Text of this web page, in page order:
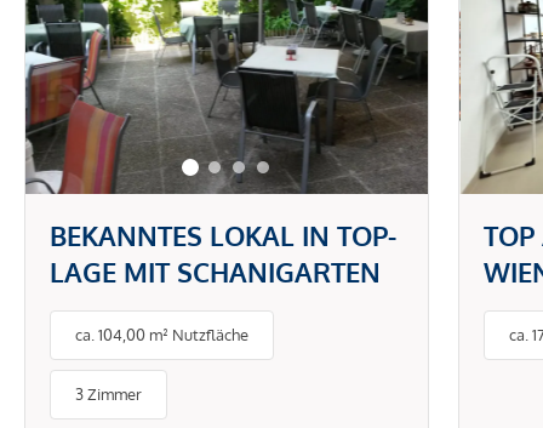
BEKANNTES LOKAL IN TOP-
LAGE MIT SCHANIGARTEN
ca. 104,00 m² Nutzfläche
3 Zimmer
TOP
ca.